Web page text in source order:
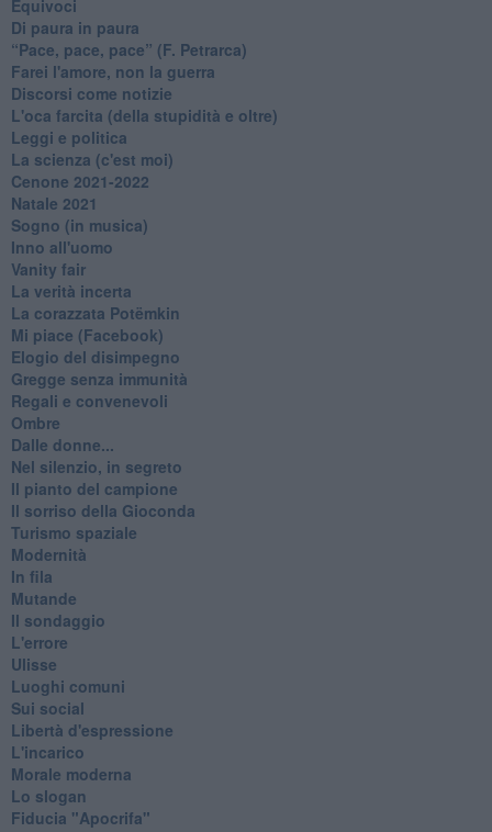
Equivoci
Di paura in paura
​“Pace, pace, pace” (F. Petrarca)
Farei l'amore, non la guerra
Discorsi come notizie
L'oca farcita (della stupidità e oltre)
Leggi e politica
La scienza (c'est moi)
Cenone 2021-2022
Natale 2021
Sogno (in musica)
Inno all'uomo
Vanity fair
La verità incerta
La corazzata Potëmkin
Mi piace (Facebook)
Elogio del disimpegno
Gregge senza immunità
Regali e convenevoli
Ombre
Dalle donne...
Nel silenzio, in segreto
Il pianto del campione
Il sorriso della Gioconda
Turismo spaziale
Modernità
In fila
Mutande
Il sondaggio
L'errore
Ulisse
Luoghi comuni
Sui social
Libertà d'espressione
L'incarico
Morale moderna
Lo slogan
Fiducia "Apocrifa"